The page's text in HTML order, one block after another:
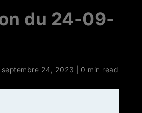
du 24-09-
septembre 24, 2023 0 min read